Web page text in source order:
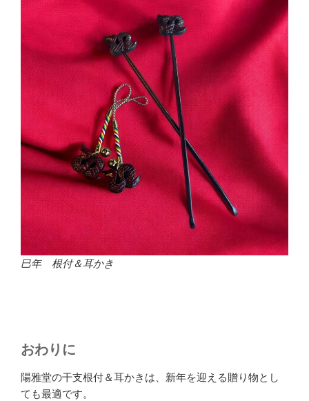
巳年 根付＆耳かき
おわりに
陽雅堂の干支根付＆耳かきは、新年を迎える贈り物とし
ても最適です。